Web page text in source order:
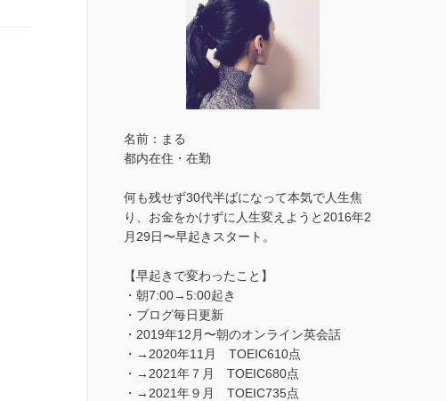
名前：まる
都内在住・在勤
何も残せず30代半ばになって本気で人生焦
り、お金をかけずに人生変えようと2016年2
月29日〜早起きスタート。
【早起きで変わったこと】
・朝7:00→5:00起き
・ブログ毎日更新
・2019年12月〜朝のオンライン英会話
・→2020年11月 TOEIC610点
・→2021年７月 TOEIC680点
・→2021年９月 TOEIC735点